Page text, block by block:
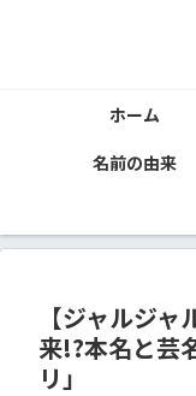
ホーム
名前の由来
【ジャルジ
来!?本名と芸
リ」